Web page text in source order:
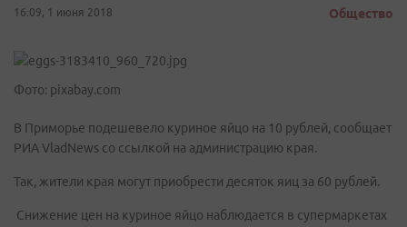
16:09, 1 июня 2018 Общество
Фото: pixabay.com
В Приморье подешевело куриное яйцо на 10 рублей, сообщает
РИА VladNews со ссылкой на администрацию края.
Так, жители края могут приобрести десяток яиц за 60 рублей.
Снижение цен на куриное яйцо наблюдается в супермаркетах